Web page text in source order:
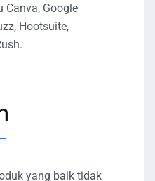
Canva, Google
Hootsuite,
yang baik tidak